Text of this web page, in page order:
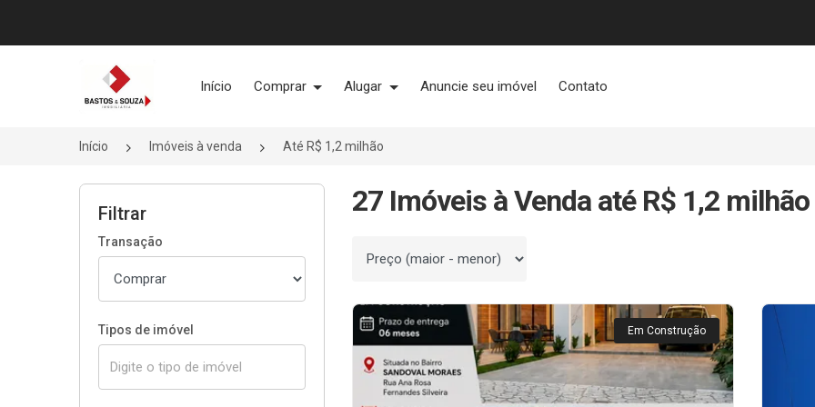
Página inicial
Início Comprar Alugar Anuncie seu imóvel Contato
Início Imóveis à venda Até R$ 1,2 milhão
Filtrar
Transação
Tipos de imóvel
27 Imóveis à Venda até R$ 1,2 milhão
Ordenar por
Em Construção